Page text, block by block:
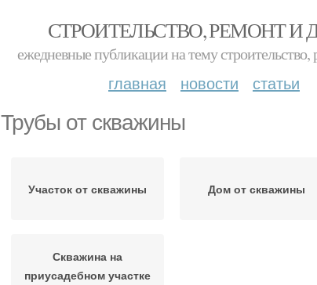
СТРОИТЕЛЬСТВО, РЕМОНТ И
ежедневные публикации на тему строительство,
главная новости статьи
Трубы от скважины
Участок от скважины Дом от скважины
Скважина на
приусадебном участке